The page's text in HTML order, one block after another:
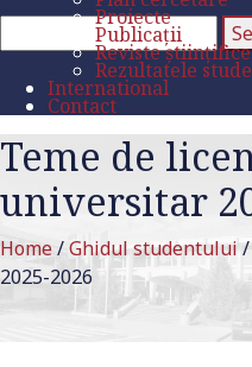
Proiecte
Publicații
Reviste științifice
Rezultatele
International
Contact
Teme de
universitar
Home/Ghidul studentului
2025-2026